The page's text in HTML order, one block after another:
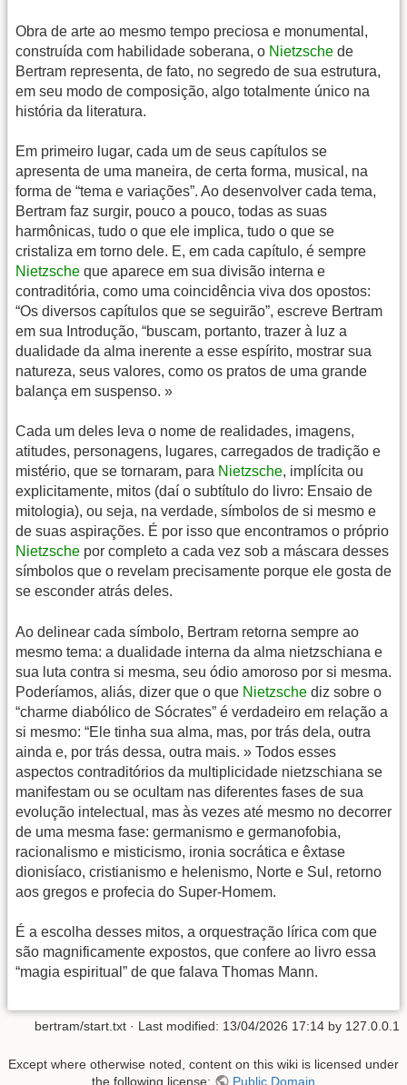
Obra de arte ao mesmo tempo preciosa e monumental,
construída com habilidade soberana, o Nietzsche de
Bertram representa, de fato, no segredo de sua estrutura,
em seu modo de composição, algo totalmente único na
história da literatura.
Em primeiro lugar, cada um de seus capítulos se
apresenta de uma maneira, de certa forma, musical, na
forma de “tema e variações”. Ao desenvolver cada tema,
Bertram faz surgir, pouco a pouco, todas as suas
harmônicas, tudo o que ele implica, tudo o que se
cristaliza em torno dele. E, em cada capítulo, é sempre
Nietzsche que aparece em sua divisão interna e
contraditória, como uma coincidência viva dos opostos:
“Os diversos capítulos que se seguirão”, escreve Bertram
em sua Introdução, “buscam, portanto, trazer à luz a
dualidade da alma inerente a esse espírito, mostrar sua
natureza, seus valores, como os pratos de uma grande
balança em suspenso. »
Cada um deles leva o nome de realidades, imagens,
atitudes, personagens, lugares, carregados de tradição e
mistério, que se tornaram, para Nietzsche, implícita ou
explicitamente, mitos (daí o subtítulo do livro: Ensaio de
mitologia), ou seja, na verdade, símbolos de si mesmo e
de suas aspirações. É por isso que encontramos o próprio
Nietzsche por completo a cada vez sob a máscara desses
símbolos que o revelam precisamente porque ele gosta de
se esconder atrás deles.
Ao delinear cada símbolo, Bertram retorna sempre ao
mesmo tema: a dualidade interna da alma nietzschiana e
sua luta contra si mesma, seu ódio amoroso por si mesma.
Poderíamos, aliás, dizer que o que Nietzsche diz sobre o
“charme diabólico de Sócrates” é verdadeiro em relação a
si mesmo: “Ele tinha sua alma, mas, por trás dela, outra
ainda e, por trás dessa, outra mais. » Todos esses
aspectos contraditórios da multiplicidade nietzschiana se
manifestam ou se ocultam nas diferentes fases de sua
evolução intelectual, mas às vezes até mesmo no decorrer
de uma mesma fase: germanismo e germanofobia,
racionalismo e misticismo, ironia socrática e êxtase
dionisíaco, cristianismo e helenismo, Norte e Sul, retorno
aos gregos e profecia do Super-Homem.
É a escolha desses mitos, a orquestração lírica com que
são magnificamente expostos, que confere ao livro essa
“magia espiritual” de que falava Thomas Mann.
bertram/start.txt · Last modified: 13/04/2026 17:14 by 127.0.0.1
Except where otherwise noted, content on this wiki is licensed under
the following license:
Public Domain